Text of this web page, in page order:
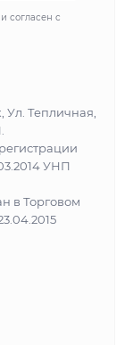
и согласен с
Ул. Тепличная,
УНП
в Торговом